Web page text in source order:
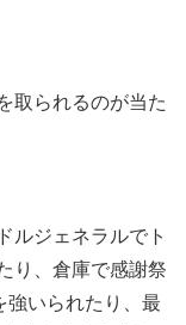
取られるのが当た
ルジェネラルでト
り、倉庫で感謝祭
強いられたり、最